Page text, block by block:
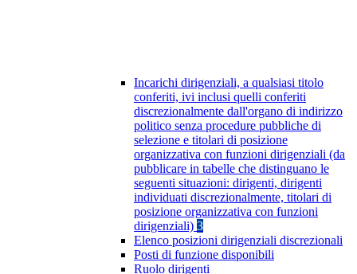
Incarichi dirigenziali, a qualsiasi titolo
conferiti, ivi inclusi quelli conferiti
discrezionalmente dall'organo di indirizzo
politico senza procedure pubbliche di
selezione e titolari di posizione
organizzativa con funzioni dirigenziali (da
pubblicare in tabelle che distinguano le
seguenti situazioni: dirigenti, dirigenti
individuati discrezionalmente, titolari di
posizione organizzativa con funzioni
dirigenziali) 3
Elenco posizioni dirigenziali discrezionali
Posti di funzione disponibili
Ruolo dirigenti